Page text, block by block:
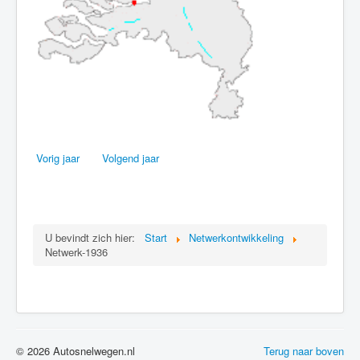
Vorig jaar Volgend jaar
U bevindt zich hier: Start
Netwerkontwikkeling
Netwerk-1936
Terug naar boven
© 2026 Autosnelwegen.nl